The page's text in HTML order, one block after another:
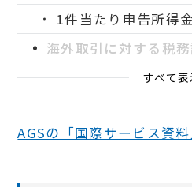
1件当たり申告所得
海外取引に対する税
すべて表
AGSの「国際サービス資